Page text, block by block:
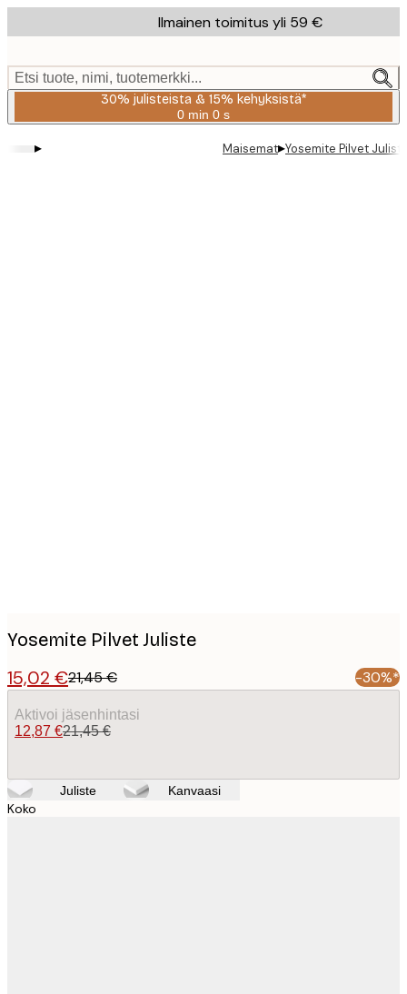
to
content.
Ilmainen toimitus yli 59 €
Etsi tuote, nimi, tuotemerkki...
30% julisteista & 15% kehyksistä*
0 min 0 s
Voimassa
2026-
▸ Maisemat▸Yosemite Pilvet
Yosemite Pilvet Juliste
15,02 €21,45 € -30%*
Aktivoi jäsenhintasi
12,87 €21,45 €
Juliste Kanvaasi
Koko